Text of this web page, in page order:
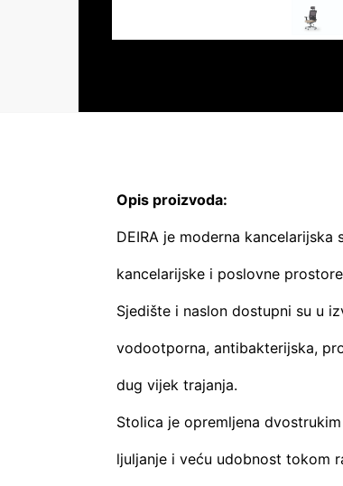
Opis proizvoda:
DEIRA je moderna
kancelarijske i poslovne
Sjedište i naslon dostupni su u
vodootporna, antibakterijska,
dug vijek trajanja.
Stolica je opremljena
ljuljanje i veću udobnost tokom